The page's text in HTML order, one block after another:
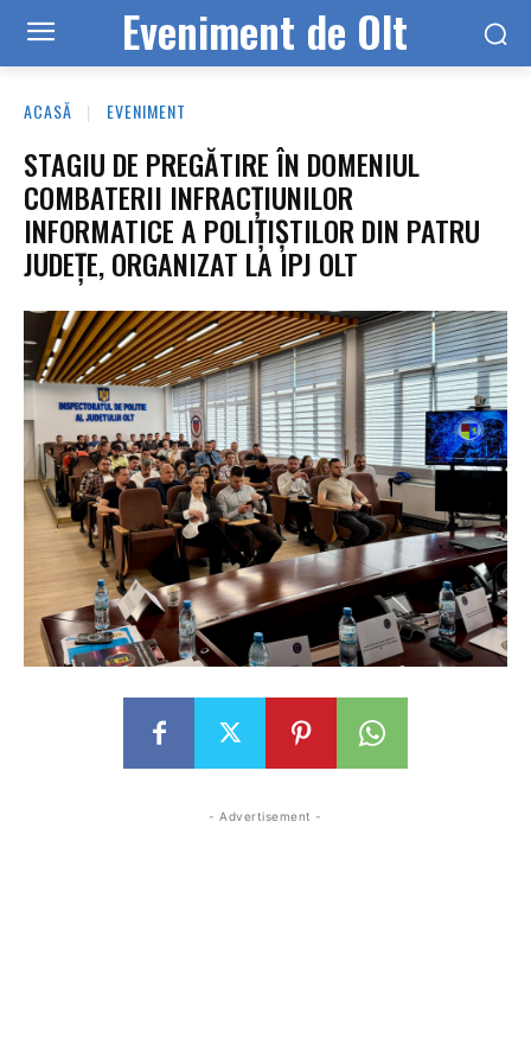
Eveniment de Olt
ACASĂ EVENIMENT
STAGIU DE PREGĂTIRE ÎN DOMENIUL
COMBATERII INFRACȚIUNILOR
INFORMATICE A POLIȚIȘTILOR DIN PATRU
JUDEȚE, ORGANIZAT LA IPJ OLT
- Advertisement -